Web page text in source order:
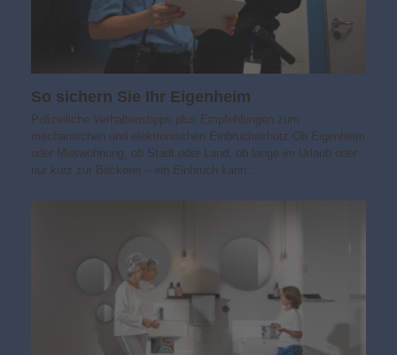
So sichern Sie Ihr Eigenheim
Polizeiliche Verhaltenstipps plus Empfehlungen zum
mechanischen und elektronischen Einbruchschutz Ob Eigenheim
oder Mietwohnung, ob Stadt oder Land, ob lange im Urlaub oder
nur kurz zur Bäckerei – ein Einbruch kann…